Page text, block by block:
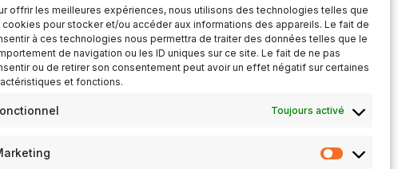
offrir les meilleures expériences, nous utilisons des technologies telles que
cookies pour stocker et/ou accéder aux informations des appareils. Le fait de
à ces technologies nous permettra de traiter des données telles que le
de navigation ou les ID uniques sur ce site. Le fait de ne pas
ou de retirer son consentement peut avoir un effet négatif sur certaines
et fonctions.
Toujours activé